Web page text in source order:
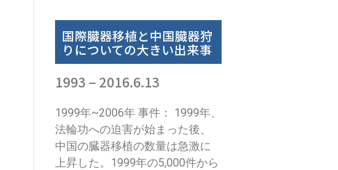
国際臓器移植と中国臓器狩
りについての大きい出来事
1993 – 2016.6.13
1999年~2006年 事件： 1999年、
法輪功への迫害が始まった後、
中国の臓器移植の数量は急激に
上昇した。1999年の5,000件から